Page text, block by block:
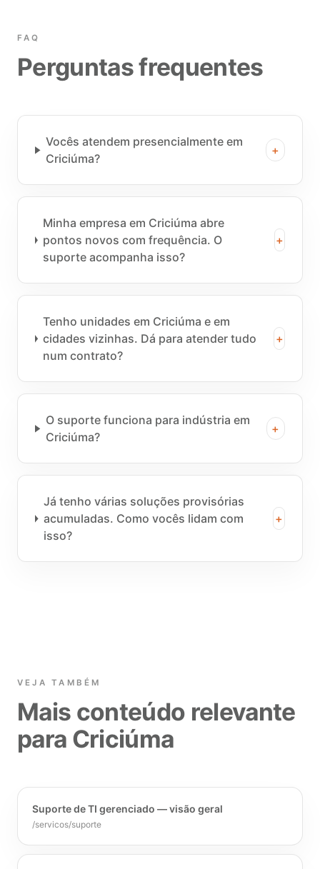
FAQ
Perguntas frequentes
Vocês atendem presencialmente em
Criciúma?
+
Minha empresa em Criciúma abre
pontos novos com frequência. O
suporte acompanha isso?
+
Tenho unidades em Criciúma e em
cidades vizinhas. Dá para atender tudo
num contrato?
+
O suporte funciona para indústria em
Criciúma?
+
Já tenho várias soluções provisórias
acumuladas. Como vocês lidam com
isso?
+
VEJA TAMBÉM
Mais conteúdo relevante
para Criciúma
Suporte de TI gerenciado — visão geral
/servicos/suporte